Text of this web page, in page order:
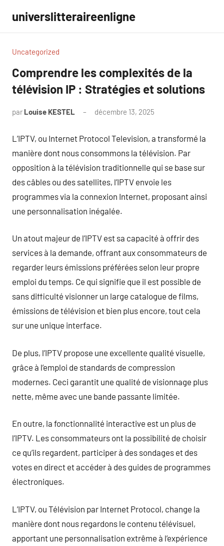
contenu
universlitteraireenligne
Uncategorized
Comprendre les complexités de la
télévision IP : Stratégies et solutions
par Louise KESTEL décembre 13, 2025
L’IPTV, ou Internet Protocol Television, a transformé la
manière dont nous consommons la télévision. Par
opposition à la télévision traditionnelle qui se base sur
des câbles ou des satellites, l’IPTV envoie les
programmes via la connexion Internet, proposant ainsi
une personnalisation inégalée.
Un atout majeur de l’IPTV est sa capacité à offrir des
services à la demande, offrant aux consommateurs de
regarder leurs émissions préférées selon leur propre
emploi du temps. Ce qui signifie que il est possible de
sans difficulté visionner un large catalogue de films,
émissions de télévision et bien plus encore, tout cela
sur une unique interface.
De plus, l’IPTV propose une excellente qualité visuelle,
grâce à l’emploi de standards de compression
modernes. Ceci garantit une qualité de visionnage plus
nette, même avec une bande passante limitée.
En outre, la fonctionnalité interactive est un plus de
l’IPTV. Les consommateurs ont la possibilité de choisir
ce qu’ils regardent, participer à des sondages et des
votes en direct et accéder à des guides de programmes
électroniques.
L’IPTV, ou Télévision par Internet Protocol, change la
manière dont nous regardons le contenu télévisuel,
apportant une personnalisation extrême à l’expérience